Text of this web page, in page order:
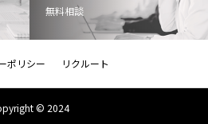
無料相談
ポリシー リクルート
© 2024